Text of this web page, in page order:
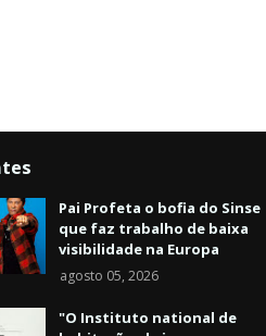
Pai Profeta o bofia do Sinse
que faz trabalho de baixa
visibilidade na Europa
agosto 05, 2026
"O Instituto national de